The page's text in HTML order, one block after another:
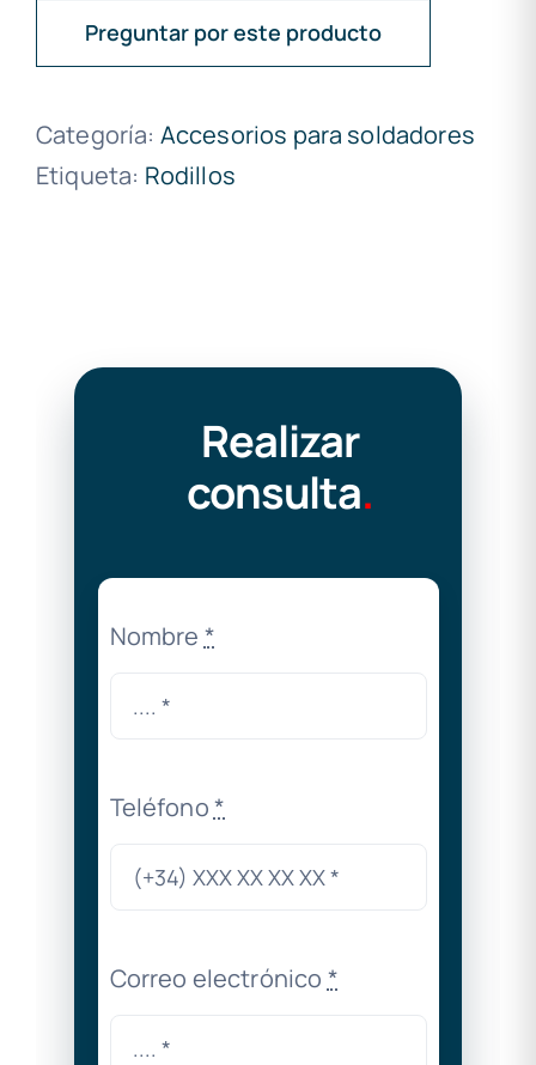
Preguntar por este producto
Categoría: Accesorios para soldadores
Etiqueta: Rodillos
Realizar
consulta.
Nombre *
Teléfono*
Correo electrónico *